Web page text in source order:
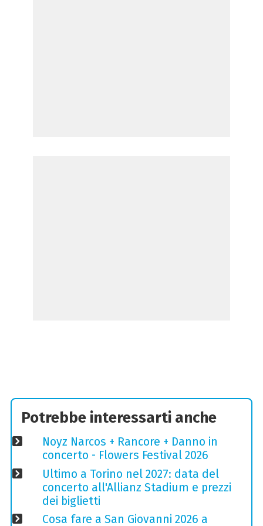
Potrebbe interessarti anche
Noyz Narcos + Rancore + Danno in
concerto - Flowers Festival 2026
Ultimo a Torino nel 2027: data del
concerto all'Allianz Stadium e prezzi
dei biglietti
Cosa fare a San Giovanni 2026 a